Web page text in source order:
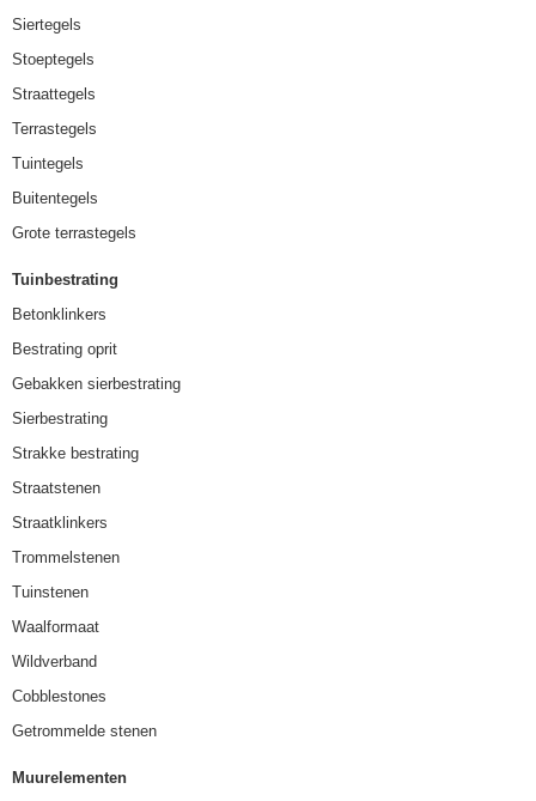
Siertegels
Stoeptegels
Straattegels
Terrastegels
Tuintegels
Buitentegels
Grote terrastegels
Tuinbestrating
Betonklinkers
Bestrating oprit
Gebakken sierbestrating
Sierbestrating
Strakke bestrating
Straatstenen
Straatklinkers
Trommelstenen
Tuinstenen
Waalformaat
Wildverband
Cobblestones
Getrommelde stenen
Muurelementen